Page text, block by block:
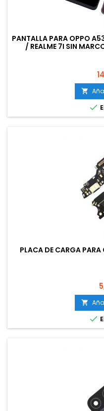
PANTALLA PARA OPPO
/ REALME 7I SIN


PLACA DE CARGA

